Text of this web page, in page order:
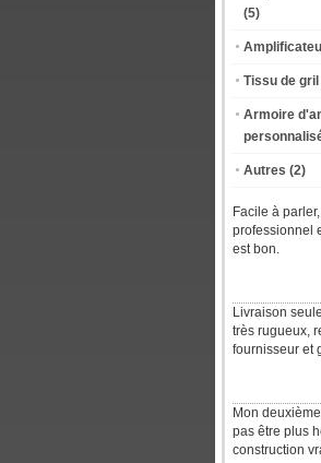
(5)
Tissu de
Armoire
Autres (2)
Facile à
professionnel
est bon.
Livraison
très rugueux,
fournisseur et
Mon
pas être plus
construction